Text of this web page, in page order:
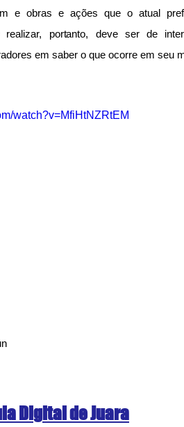
e obras e ações que o atual
portanto, deve ser de
em saber o que ocorre em seu
watch?v=MfiHtNZRtEM
Digital de Juara